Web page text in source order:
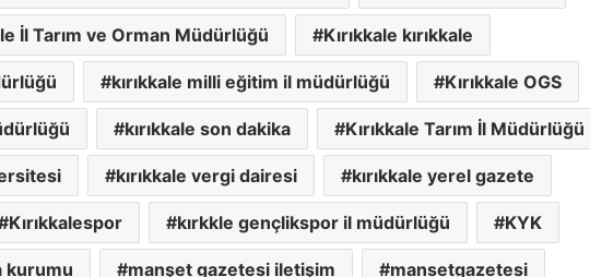
İl Tarım ve Orman Müdürlüğü Kırıkkale kırıkkale
kırıkkale milli eğitim il müdürlüğü Kırıkkale OGS
kırıkkale son dakika Kırıkkale Tarım İl Müdürlüğü
kırıkkale vergi dairesi kırıkkale yerel gazete
Kırıkkalespor kırkkle gençlikspor il müdürlüğü KYK
kurumu manşet gazetesi iletişim mansetgazetesi